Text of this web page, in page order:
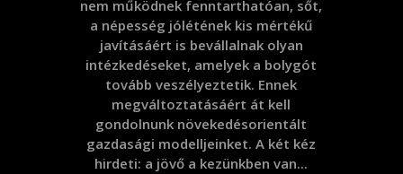
nem működnek fenntarthatóan, sőt,
a népesség jólétének kis mértékű
javításáért is bevállalnak olyan
intézkedéseket, amelyek a bolygót
tovább veszélyeztetik. Ennek
megváltoztatásáért át kell
gondolnunk növekedésorientált
gazdasági modelljeinket. A két kéz
hirdeti: a jövő a kezünkben van...